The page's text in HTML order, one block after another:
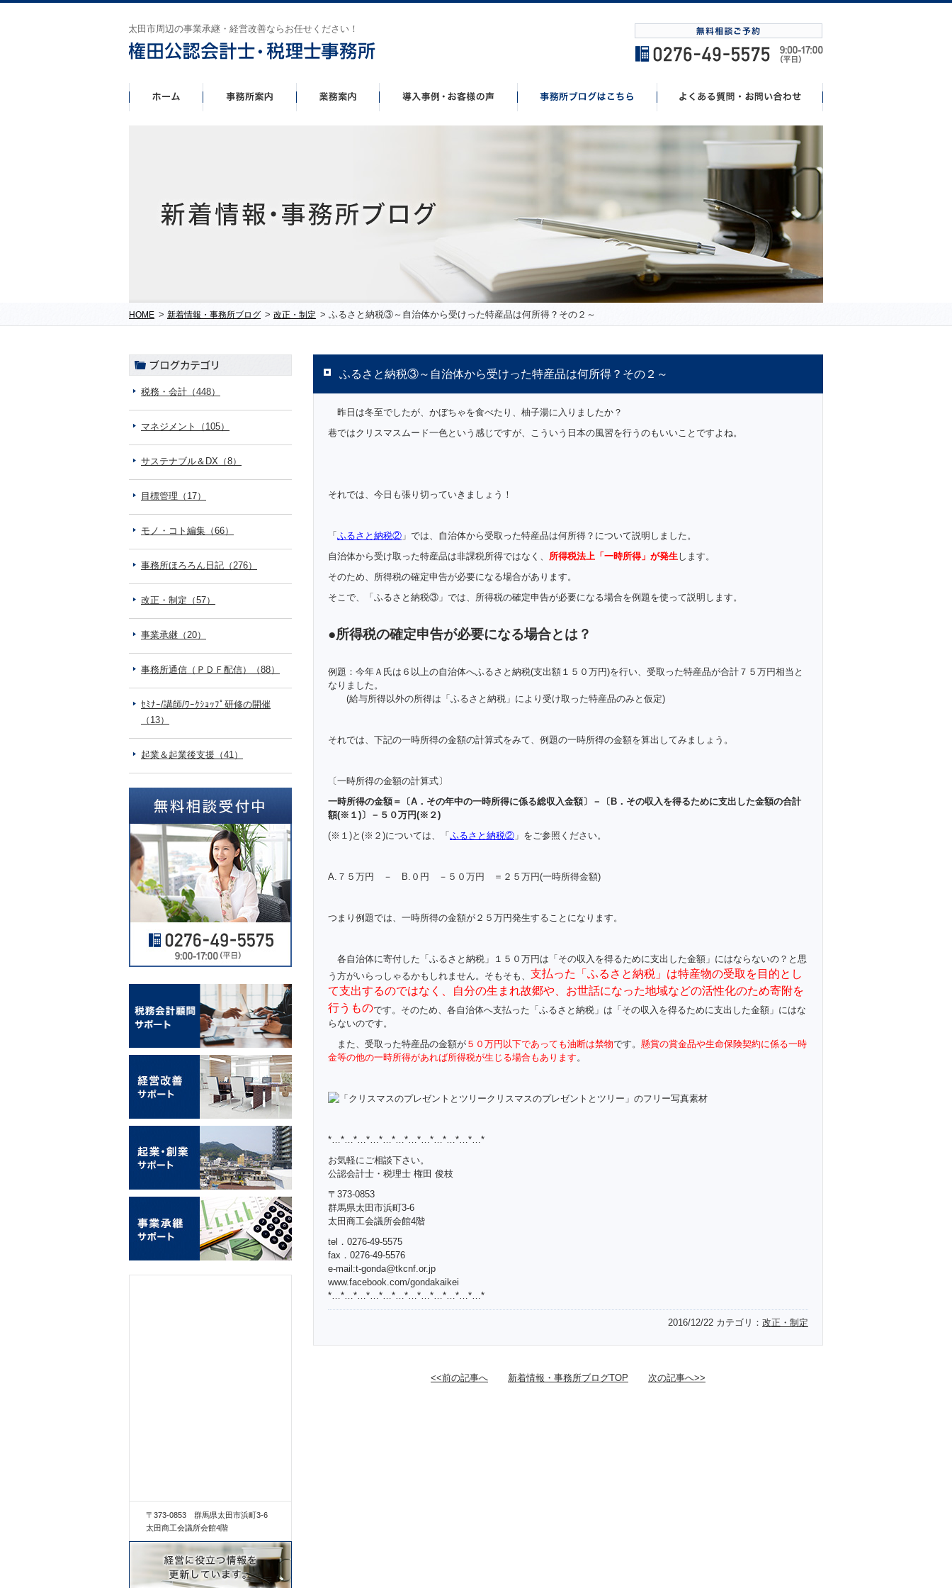
太田市周辺の事業承継・経営改善ならお任せください！
HOME > 新着情報・事務所ブログ > 改正・制定 > ふるさと納税③～自治体から受けった特産品は何所得？その２～
ふるさと納税③～自治体から受けった特産品は何所得？その２～
昨日は冬至でしたが、かぼちゃを食べたり、柚子湯に入りましたか？
巷ではクリスマスムード一色という感じですが、こういう日本の風習を行うのもいいことですよね。
それでは、今日も張り切っていきましょう！
「 ふるさと納税② 」では、自治体から受取った特産品は何所得？について説明しました。
自治体から受け取った特産品は非課税所得ではなく、 所得税法上「一時所得」が発生します。
そのため、所得税の確定申告が必要になる場合があります。
そこで、「ふるさと納税③」では、所得税の確定申告が必要になる場合を例題を使って説明します。
●所得税の確定申告が必要になる場合とは？
例題：今年Ａ氏は６以上の自治体へふるさと納税(支出額１５０万円)を行い、受取った特産品が合計７５万円相当と
なりました。
(給与所得以外の所得は「ふるさと納税」により受け取った特産品のみと仮定)
それでは、下記の一時所得の金額の計算式をみて、例題の一時所得の金額を算出してみましょう。
〔一時所得の金額の計算式〕
一時所得の金額＝〔A．その年中の一時所得に係る総収入金額〕－〔B．その収入を得るために支出した金額の合計
額(※１)〕－５０万円(※２)
(※１)と(※２)については、「 ふるさと納税② 」をご参照ください。
A.７５万円 － B.０円 －５０万円 ＝２５万円(一時所得金額)
つまり例題では、一時所得の金額が２５万円発生することになります。
各自治体に寄付した「ふるさと納税」１５０万円は「その収入を得るために支出した金額」にはならないの？と思
う方がいらっしゃるかもしれません。そもそも、 支払った「ふるさと納税」は特産物の受取を目的とし
て支出するのではなく、自分の生まれ故郷や、お世話になった地域などの活性化のため寄附を
行うものです。そのため、各自治体へ支払った「ふるさと納税」は「その収入を得るために支出した金額」にはな
らないのです。
また、受取った特産品の金額が ５０万円以下であっても油断は禁物です。 懸賞の賞金品や生命保険契約に係る一時
金等の他の一時所得があれば所得税が生じる場合もあります。
*…*…*…*…*…*…*…*…*…*…*…*…*
お気軽にご相談下さい。
公認会計士・税理士 権田 俊枝
〒373-0853
群馬県太田市浜町3-6
太田商工会議所会館4階
tel．0276-49-5575
fax．0276-49-5576
e-mail:t-gonda@tkcnf.or.jp
www.facebook.com/gondakaikei
*…*…*…*…*…*…*…*…*…*…*…*…*
2016/12/22 カテゴリ： 改正・制定
<<前の記事へ 新着情報・事務所ブログTOP 次の記事へ>>
税務・会計（448）
マネジメント（105）
サステナブル＆DX（8）
目標管理（17）
モノ・コト編集（66）
事務所ほろろん日記（276）
改正・制定（57）
事業承継（20）
事務所通信（ＰＤＦ配信）（88）
ｾﾐﾅｰ/講師/ﾜｰｸｼｮｯﾌﾟ研修の開催
（13）
起業＆起業後支援（41）
〒373-0853 群馬県太田市浜町3-6
太田商工会議所会館4階